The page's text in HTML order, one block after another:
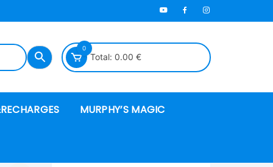
0
Total: 0.00 €
MURPHY’S MAGIC